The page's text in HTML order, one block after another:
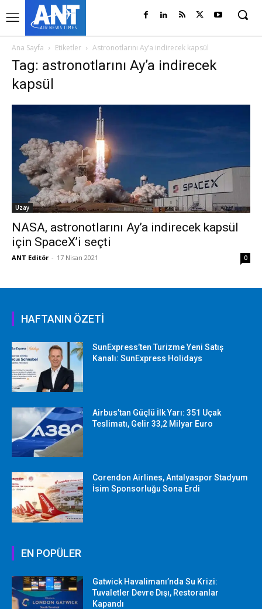
Ana Sayfa Etiketler Astronotlarını Ay’a indirecek kapsül
Tag: astronotlarını Ay’a indirecek
kapsül
Uzay
NASA, astronotlarını Ay’a indirecek kapsül
için SpaceX’i seçti
ANT Editör - 17 Nisan 2021 0
HAFTANIN ÖZETİ
SunExpress’ten Turizme Yeni Satış
Kanalı: SunExpress Holidays
Airbus’tan Güçlü İlk Yarı: 351 Uçak
Teslimatı, Gelir 33,2 Milyar Euro
Corendon Airlines, Antalyaspor Stadyum
İsim Sponsorluğu Sona Erdi
EN POPÜLER
Gatwick Havalimanı’nda Su Krizi:
Tuvaletler Devre Dışı, Restoranlar
Kapandı